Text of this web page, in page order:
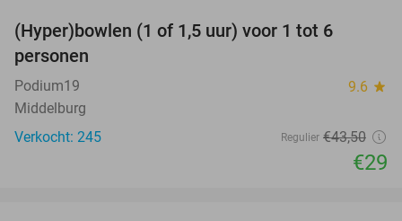
(Hyper)bowlen (1 of 1,5 uur) voor 1 tot 6
personen
Podium19 9.6 star
Middelburg
Verkocht: 245
Regulier €43,50
€29